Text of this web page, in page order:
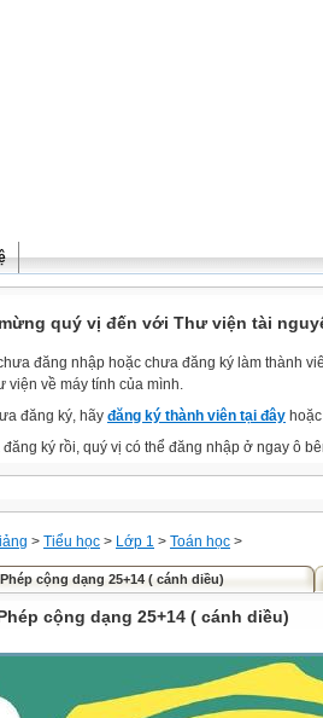
quý vị đến với Thư viện tài
đăng nhập hoặc chưa đăng ký làm thành
viện về máy tính của mình.
đăng ký, hãy đăng ký thành viên tại đây hoặc
đăng ký rồi, quý vị có thể đăng nhập ở ngay ô
> Tiểu học > Lớp 1 > Toán học >
cộng dạng 25+14 ( cánh diều)
cộng dạng 25+14 ( cánh diều)